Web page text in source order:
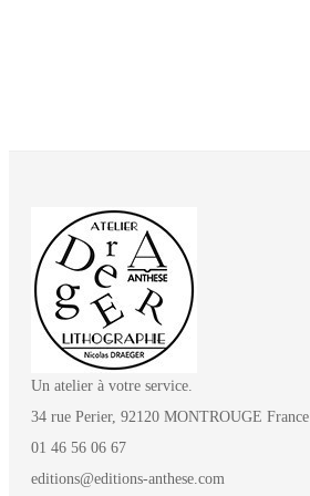
Un atelier à votre service.
34 rue Perier, 92120 MONTROUGE France
01 46 56 06 67
editions@editions-anthese.com